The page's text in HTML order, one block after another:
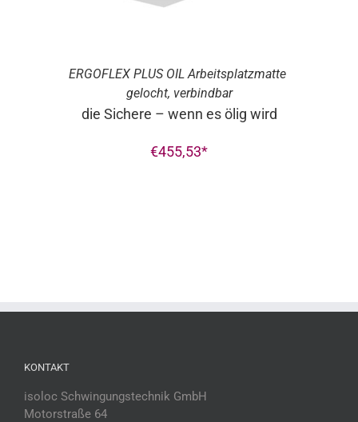
ERGOFLEX PLUS OIL Arbeitsplatzmatte
gelocht, verbindbar
die Sichere – wenn es ölig wird
€455,53
KONTAKT
isoloc Schwingungstechnik GmbH
Motorstraße 64